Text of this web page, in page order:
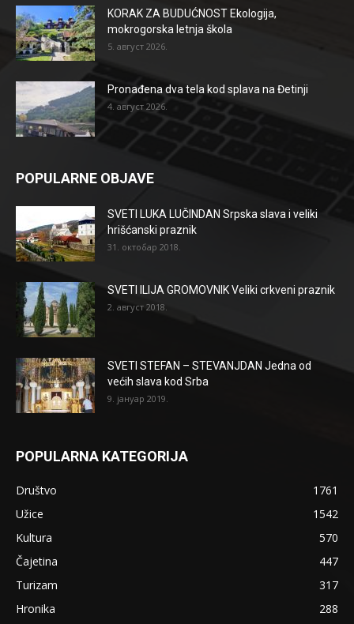
KORAK ZA BUDUĆNOST Ekologija,
mokrogorska letnja škola
5. август 2026.
Pronađena dva tela kod splava na Đetinji
4. август 2026.
POPULARNE OBJAVE
SVETI LUKA LUČINDAN Srpska slava i veliki
hrišćanski praznik
31. октобар 2018.
SVETI ILIJA GROMOVNIK Veliki crkveni praznik
2. август 2018.
SVETI STEFAN – STEVANJDAN Jedna od
većih slava kod Srba
9. јануар 2019.
POPULARNA KATEGORIJA
Društvo
1761
Užice
1542
Kultura
570
Čajetina
447
Turizam
317
Hronika
288